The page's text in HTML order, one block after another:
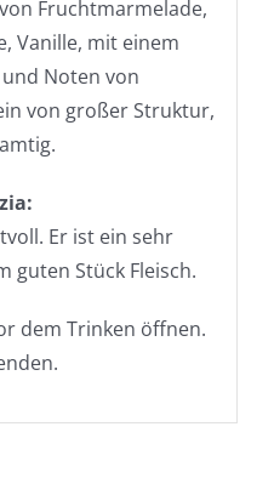
Fruchtmarmelade,
Vanille, mit einem
Noten von
von großer Struktur,
Er ist ein sehr
guten Stück Fleisch.
dem Trinken öffnen.